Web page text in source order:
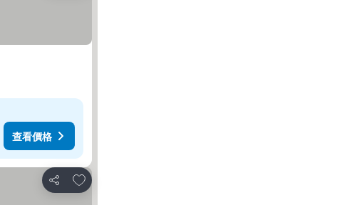
查看價格
分享
加入我的最愛